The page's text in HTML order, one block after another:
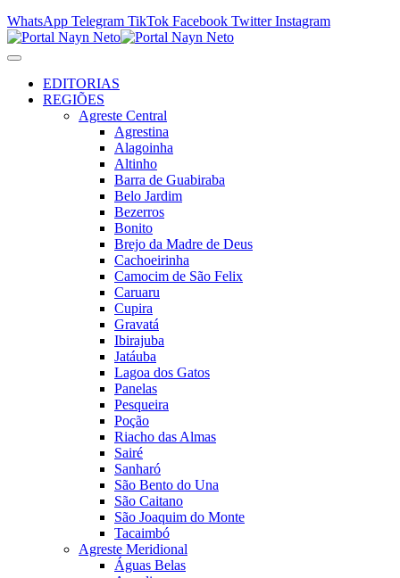
WhatsApp Telegram TikTok Facebook Twitter Instagram
EDITORIAS
REGIÕES
Agreste Central
Agrestina
Alagoinha
Altinho
Barra de Guabiraba
Belo Jardim
Bezerros
Bonito
Brejo da Madre de Deus
Cachoeirinha
Camocim de São Felix
Caruaru
Cupira
Gravatá
Ibirajuba
Jatáuba
Lagoa dos Gatos
Panelas
Pesqueira
Poção
Riacho das Almas
Sairé
Sanharó
São Bento do Una
São Caitano
São Joaquim do Monte
Tacaimbó
Agreste Meridional
Águas Belas